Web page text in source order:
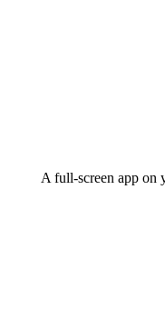
A full-screen app on